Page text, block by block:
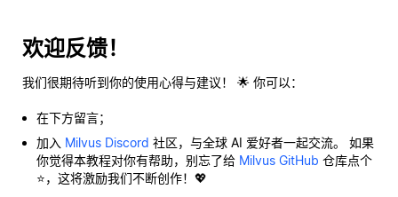
欢迎反馈！
我们很期待听到你的使用心得与建议！ 🌟 你可以：
在下方留言；
加入 Milvus Discord 社区，与全球 AI 爱好者一起交流。 如果
你觉得本教程对你有帮助，别忘了给 Milvus GitHub 仓库点个
⭐，这将激励我们不断创作！💖